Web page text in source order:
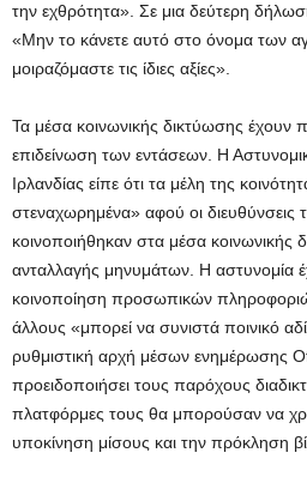
την εχθρότητα». Σε μια δεύτερη
«Μην το κάνετε αυτό στο όνομα των
μοιραζόμαστε τις ίδιες αξίες».
Τα μέσα κοινωνικής δικτύωσης έχουν
επιδείνωση των εντάσεων. Η
Ιρλανδίας είπε ότι τα μέλη της
στεναχωρημένα» αφού οι διευθύνσεις
κοινοποιήθηκαν στα μέσα κοινωνικής
ανταλλαγής μηνυμάτων. Η αστυνομία
κοινοποίηση προσωπικών
άλλους «μπορεί να συνιστά ποινικό
ρυθμιστική αρχή μέσων ενημέρωσης
προειδοποιήσει τους παρόχους
πλατφόρμες τους θα μπορούσαν να
υποκίνηση μίσους και την πρόκληση